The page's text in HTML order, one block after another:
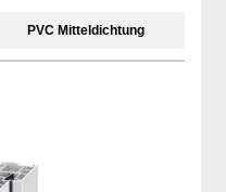
PVC Mitteldichtung